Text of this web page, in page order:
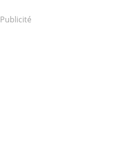
Publicité